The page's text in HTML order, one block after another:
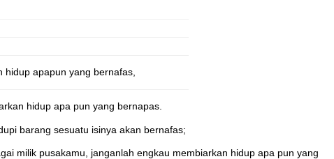
hidup apapun yang bernafas,
hidup apa pun yang bernapas.
barang sesuatu isinya akan bernafas;
milik pusakamu, janganlah engkau membiarkan hidup apa pun yang